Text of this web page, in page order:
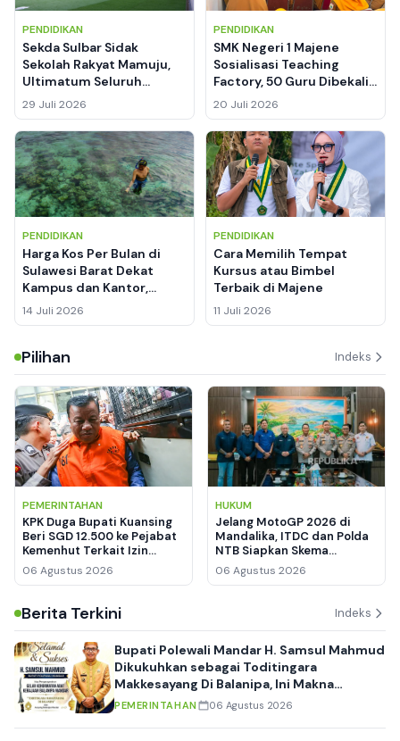
PENDIDIKAN
Sekda Sulbar Sidak
Sekolah Rakyat Mamuju,
Ultimatum Seluruh
Fasilitas Harus Rampung
29 Juli 2026
PENDIDIKAN
SMK Negeri 1 Majene
Sosialisasi Teaching
Factory, 50 Guru Dibekali
Konsep Sekolah Model
20 Juli 2026
PENDIDIKAN
Harga Kos Per Bulan di
Sulawesi Barat Dekat
Kampus dan Kantor,
Lengkap dengan Kisaran
14 Juli 2026
PENDIDIKAN
Cara Memilih Tempat
Kursus atau Bimbel
Terbaik di Majene
11 Juli 2026
Pilihan Indeks
PEMERINTAHAN
KPK Duga Bupati Kuansing
Beri SGD 12.500 ke Pejabat
Kemenhut Terkait Izin
Kawasan Hutan
06 Agustus 2026
HUKUM
Jelang MotoGP 2026 di
Mandalika, ITDC dan Polda
NTB Siapkan Skema
Keamanan hingga
Manajemen Lalu Lintas
06 Agustus 2026
Berita Terkini Indeks
Bupati Polewali Mandar H. Samsul Mahmud
Dikukuhkan sebagai Toditingara
Makkesayang Di Balanipa, Ini Makna
Filosofis di Balik Gelar Adat Tertinggi
PEMERINTAHAN 06 Agustus 2026